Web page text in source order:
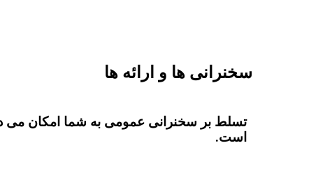
سخنرانی ها و ارائه ها
تسلط بر سخنرانی عمومی به شما امکان می
است.